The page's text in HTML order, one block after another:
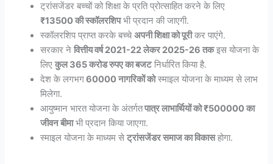
ट्रांसजेंडर बच्चों को शिक्षा के प्रति प्रोत्साहित करने के लिए
₹13500 की स्कॉलरशिपभी प्रदान की जाएगी.
स्कॉलरशिप प्राप्त करके बच्चेअपनी शिक्षा को पूरीकर पाएंगे.
सरकार नेवित्तीय वर्ष 2021-22 लेकर 2025-26 तकइस योजना के
लिएकुल 365 करोड रुपए का बजटनिर्धारित किया है.
देश के लगभग60000 नागरिकों कोस्माइल योजना के माध्यम से लाभ
मिलेगा.
आयुष्मान भारत योजना के अंतर्गतपात्र लाभार्थियों को ₹500000 का
जीवन बीमाभी प्रदान किया जाएगा.
स्माइल योजना के माध्यम सेट्रांसजेंडर समाज का विकासहोगा.